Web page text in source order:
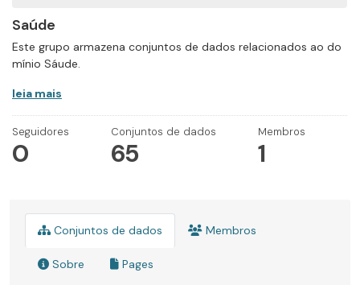
Saúde
Este grupo armazena conjuntos de dados relacionados ao do
mínio Sáude.
leia mais
Seguidores
0
Conjuntos de dados
65
Membros
1
Conjuntos de dados Membros
Sobre Pages